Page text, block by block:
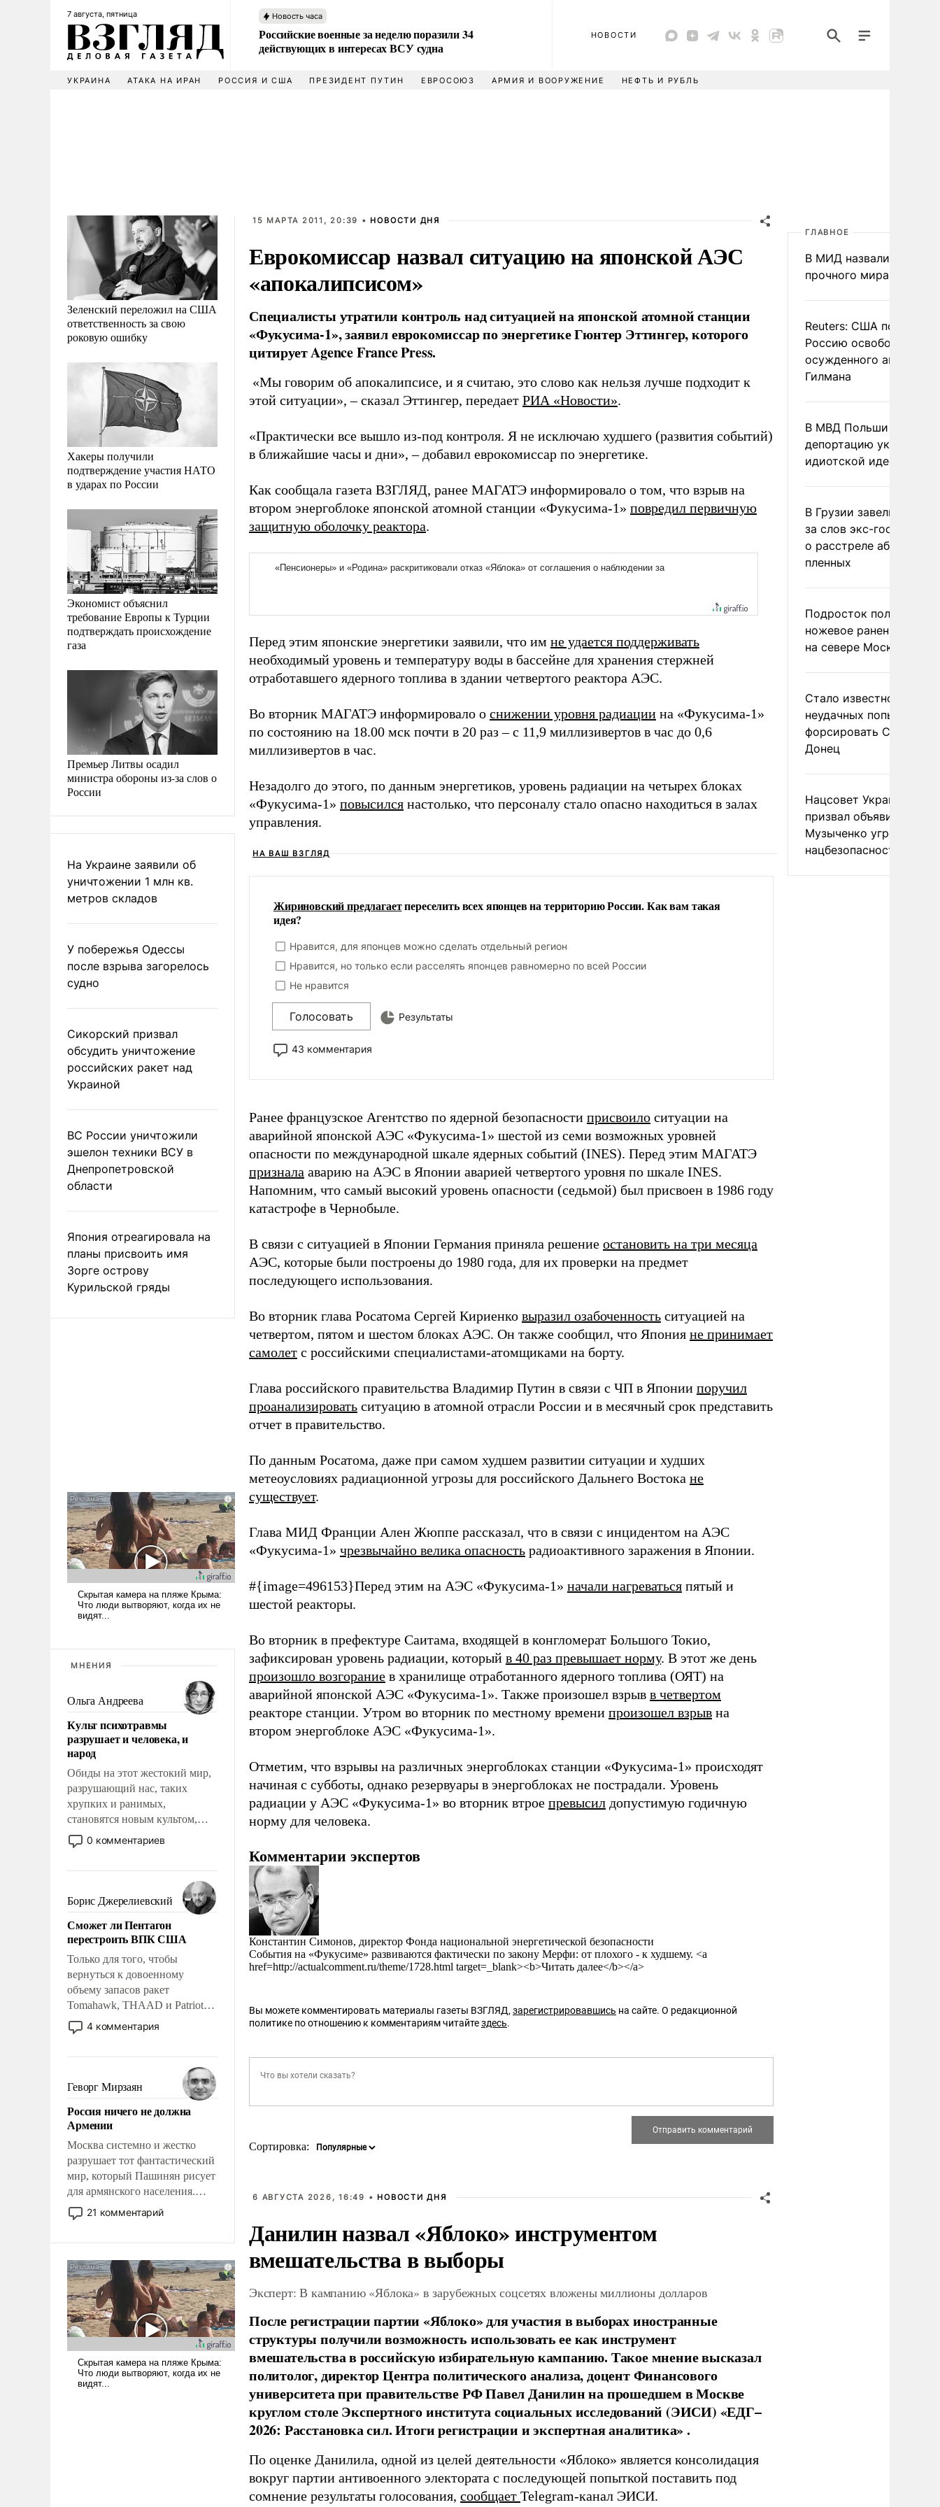
7 августа, пятница Новость часа
Российские военные за неделю поразили 34
действующих в интересах ВСУ судна
НОВОСТИ
УКРАИНА АТАКА НА ИРАН РОССИЯ И США ПРЕЗИДЕНТ ПУТИН ЕВРОСОЮЗ АРМИЯ И ВООРУЖЕНИЕ НЕФТЬ И РУБЛЬ
Зеленский переложил на США
ответственность за свою
роковую ошибку
Хакеры получили
подтверждение участия НАТО
в ударах по России
Экономист объяснил
требование Европы к Турции
подтверждать происхождение
газа
Премьер Литвы осадил
министра обороны из-за слов о
России
На Украине заявили об
уничтожении 1 млн кв.
метров складов
У побережья Одессы
после взрыва загорелось
судно
Сикорский призвал
обсудить уничтожение
российских ракет над
Украиной
ВС России уничтожили
эшелон техники ВСУ в
Днепропетровской
области
Япония отреагировала на
планы присвоить имя
Зорге острову
Курильской гряды
МНЕНИЯ
Ольга Андреева
Культ психотравмы
разрушает и человека, и
народ
Обиды на этот жестокий мир,
разрушающий нас, таких
хрупких и ранимых,
становятся новым культом,
постепенно вытесняя и
отменяя традиционное
мужественным и твердым под
ударами судьбы, брать на себя
ответственность, помогать
слабым, идти вперед и
адаптироваться.
0 комментариев
Борис Джерелиевский
Сможет ли Пентагон
перестроить ВПК США
Только для того, чтобы
вернуться к довоенному
объему запасов ракет
Tomahawk, THAAD и Patriot
США потребуется более трех
лет. Даже небольшая война с
Сложившаяся ситуация
означает многолетний период
уязвимости США, например,
перед Китаем.
4 комментария
Геворг Мирзаян
Россия ничего не должна
Армении
Москва системно и жестко
разрушает тот фантастический
мир, который Пашинян рисует
для армянского населения.
Мир, где политические
прожекты будут безусловно
налогоплательщиков и где
Еревану за свои поступки не
нужно отвечать.
21 комментарий
15 МАРТА 2011, 20:39 • НОВОСТИ ДНЯ
Еврокомиссар назвал ситуацию на японской АЭС
«апокалипсисом»
Специалисты утратили контроль над ситуацией на японской атомной станции
«Фукусима-1», заявил еврокомиссар по энергетике Гюнтер Эттингер, которого
цитирует Agence France Press.
«Мы говорим об апокалипсисе, и я считаю, это слово как нельзя лучше подходит к
этой ситуации»,–сказал Эттингер, передает РИА «Новости».
«Практически все вышло из-под контроля. Я не исключаю худшего (развития событий)
в ближайшие часы и дни»,–добавил еврокомиссар по энергетике.
Как сообщала газета ВЗГЛЯД, ранее МАГАТЭ информировало о том, что взрыв на
втором энергоблоке японской атомной станции «Фукусима-1» повредил первичную
защитную оболочку реактора.
Перед этим японские энергетики заявили, что им не удается поддерживать
необходимый уровень и температуру воды в бассейне для хранения стержней
отработавшего ядерного топлива в здании четвертого реактора АЭС.
Во вторник МАГАТЭ информировало о снижении уровня радиации на «Фукусима-1»
по состоянию на 18.00 мск почти в 20 раз–с 11,9 миллизивертов в час до 0,6
миллизивертов в час.
Незадолго до этого, по данным энергетиков, уровень радиации на четырех блоках
«Фукусима-1» повысился настолько, что персоналу стало опасно находиться в залах
управления.
НА ВАШ ВЗГЛЯД
Жириновский предлагаетпереселить всех японцев на территорию России. Как вам такая
идея?
Нравится, для японцев можно сделать отдельный регион
Нравится, но только если расселять японцев равномерно по всей России
Не нравится
Голосовать Результаты
43 комментария
Ранее французское Агентство по ядерной безопасности присвоило ситуации на
аварийной японской АЭС «Фукусима-1» шестой из семи возможных уровней
опасности по международной шкале ядерных событий (INES). Перед этим МАГАТЭ
признала аварию на АЭС в Японии аварией четвертого уровня по шкале INES.
Напомним, что самый высокий уровень опасности (седьмой) был присвоен в 1986 году
катастрофе в Чернобыле.
В связи с ситуацией в Японии Германия приняла решение остановить на три месяца
АЭС, которые были построены до 1980 года, для их проверки на предмет
последующего использования.
Во вторник глава Росатома Сергей Кириенко выразил озабоченность ситуацией на
четвертом, пятом и шестом блоках АЭС. Он также сообщил, что Япония не принимает
самолет с российскими специалистами-атомщиками на борту.
Глава российского правительства Владимир Путин в связи с ЧП в Японии поручил
проанализировать ситуацию в атомной отрасли России и в месячный срок представить
отчет в правительство.
По данным Росатома, даже при самом худшем развитии ситуации и худших
метеоусловиях радиационной угрозы для российского Дальнего Востока не
существует.
Глава МИД Франции Ален Жюппе рассказал, что в связи с инцидентом на АЭС
«Фукусима-1» чрезвычайно велика опасность радиоактивного заражения в Японии.
#{image=496153}Перед этим на АЭС «Фукусима-1» начали нагреваться пятый и
шестой реакторы.
Во вторник в префектуре Саитама, входящей в конгломерат Большого Токио,
зафиксирован уровень радиации, который в 40 раз превышает норму. В этот же день
произошло возгорание в хранилище отработанного ядерного топлива (ОЯТ) на
аварийной японской АЭС «Фукусима-1». Также произошел взрыв в четвертом
реакторе станции. Утром во вторник по местному времени произошел взрыв на
втором энергоблоке АЭС «Фукусима-1».
Отметим, что взрывы на различных энергоблоках станции «Фукусима-1» происходят
начиная с субботы, однако резервуары в энергоблоках не пострадали. Уровень
радиации у АЭС «Фукусима-1» во вторник втрое превысил допустимую годичную
норму для человека.
Комментарии экспертов
Константин Симонов, директор Фонда национальной энергетической безопасности
События на «Фукусиме» развиваются фактически по закону Мерфи: от плохого - к худшему. <a
href=http://actualcomment.ru/theme/1728.html target=_blank><b>Читать далее</b></a>
Вы можете комментировать материалы газеты ВЗГЛЯД, зарегистрировавшись на сайте. О редакционной
политике по отношению к комментариям читайтездесь.
Сортировка:
6 АВГУСТА 2026, 16:49 • НОВОСТИ ДНЯ
Данилин назвал «Яблоко» инструментом
вмешательства в выборы
Эксперт: В кампанию «Яблока» в зарубежных соцсетях вложены миллионы долларов
После регистрации партии «Яблоко» для участия в выборах иностранные
структуры получили возможность использовать ее как инструмент
вмешательства в российскую избирательную кампанию. Такое мнение высказал
политолог, директор Центра политического анализа, доцент Финансового
университета при правительстве РФ Павел Данилин на прошедшем в Москве
круглом столе Экспертного института социальных исследований (ЭИСИ) «ЕДГ–
2026: Расстановка сил. Итоги регистрации и экспертная аналитика» .
По оценке Данилила, одной из целей деятельности «Яблоко» является консолидация
вокруг партии антивоенного электората с последующей попыткой поставить под
сомнение результаты голосования, сообщает Telegram-канал ЭИСИ.
ГЛАВНОЕ
В МИД назвали условия
прочного мира на
Reuters: США
Россию освободить
осужденного
Гилмана
В МВД Польши назвали
депортацию украинцев
идиотской идеей
В Грузии завели дело
за слов экс-
о расстреле абхазских
пленных
Подросток получил
ножевое ранение в
на севере Москвы
Стало известно о
неудачных попытках
форсировать
Донец
Нацсовет Украины по
призвал объявить
Музыченко угрозой
нацбезопасности